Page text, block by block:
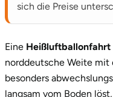
sich die Preise
Eine Heißluftballonfahrt
norddeutsche Weite mit
besonders
langsam vom Boden